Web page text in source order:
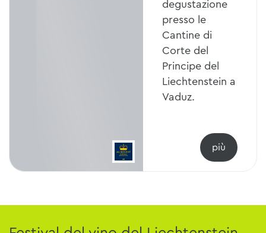
degustazione
presso le
Cantine di
Corte del
Principe del
Liechtenstein a
Vaduz.